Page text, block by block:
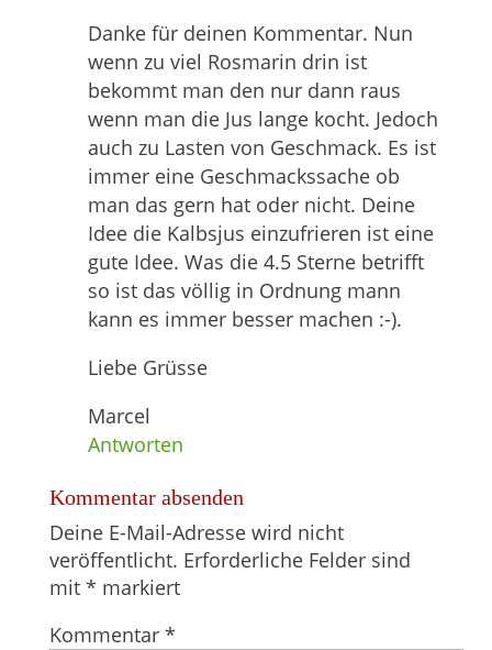
Danke für deinen Kommentar. Nun
wenn zu viel Rosmarin drin ist
bekommt man den nur dann raus
wenn man die Jus lange kocht. Jedoch
auch zu Lasten von Geschmack. Es ist
immer eine Geschmackssache ob
man das gern hat oder nicht. Deine
Idee die Kalbsjus einzufrieren ist eine
gute Idee. Was die 4.5 Sterne betrifft
so ist das völlig in Ordnung mann
kann es immer besser machen :-).
Liebe Grüsse
Marcel
Antworten
Kommentar absenden
Deine E-Mail-Adresse wird nicht
veröffentlicht. Erforderliche Felder sind
mit * markiert
Kommentar *